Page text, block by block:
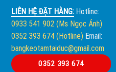
LIÊN HỆ ĐẶT HÀNG:Hotline:
0933 541 902 (Ms Ngọc Ánh)
0352 393 674 (Hotline) Email:
bangkeotamtaiduc@gmail.com
0352 393 674